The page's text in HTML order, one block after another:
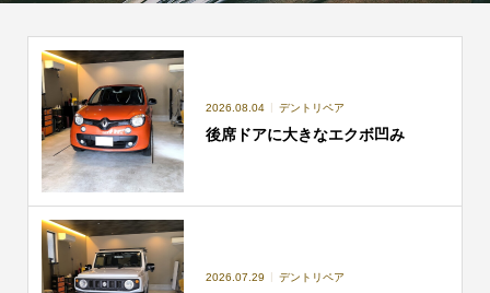
2026.08.04 デントリペア
後席ドアに大きなエクボ凹み
2026.07.29 デントリペア